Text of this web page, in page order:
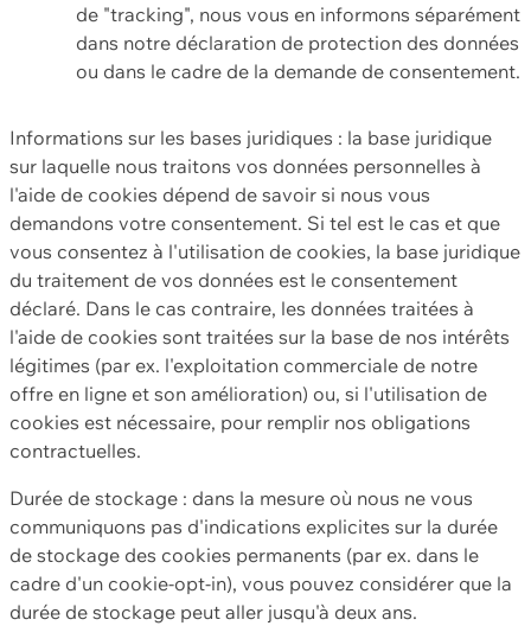
de "tracking", nous vous en informons séparément
dans notre déclaration de protection des données
ou dans le cadre de la demande de consentement.
Informations sur les bases juridiques : la base juridique
sur laquelle nous traitons vos données personnelles à
l'aide de cookies dépend de savoir si nous vous
demandons votre consentement. Si tel est le cas et que
vous consentez à l'utilisation de cookies, la base juridique
du traitement de vos données est le consentement
déclaré. Dans le cas contraire, les données traitées à
l'aide de cookies sont traitées sur la base de nos intérêts
légitimes (par ex. l'exploitation commerciale de notre
offre en ligne et son amélioration) ou, si l'utilisation de
cookies est nécessaire, pour remplir nos obligations
contractuelles.
Durée de stockage : dans la mesure où nous ne vous
communiquons pas d'indications explicites sur la durée
de stockage des cookies permanents (par ex. dans le
cadre d'un cookie-opt-in), vous pouvez considérer que la
durée de stockage peut aller jusqu'à deux ans.